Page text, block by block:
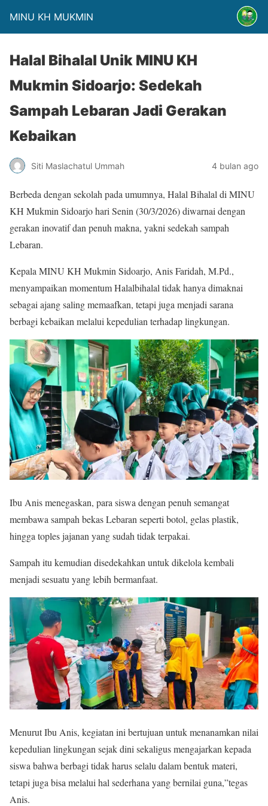
MINU KH MUKMIN
Halal Bihalal Unik MINU KH
Mukmin Sidoarjo: Sedekah
Sampah Lebaran Jadi Gerakan
Kebaikan
Siti Maslachatul Ummah 4 bulan ago
Berbeda dengan sekolah pada umumnya, Halal Bihalal di MINU
KH Mukmin Sidoarjo hari Senin (30/3/2026) diwarnai dengan
gerakan inovatif dan penuh makna, yakni sedekah sampah
Lebaran.
Kepala MINU KH Mukmin Sidoarjo, Anis Faridah, M.Pd.,
menyampaikan momentum Halalbihalal tidak hanya dimaknai
sebagai ajang saling memaafkan, tetapi juga menjadi sarana
berbagi kebaikan melalui kepedulian terhadap lingkungan.
Ibu Anis menegaskan, para siswa dengan penuh semangat
membawa sampah bekas Lebaran seperti botol, gelas plastik,
hingga toples jajanan yang sudah tidak terpakai.
Sampah itu kemudian disedekahkan untuk dikelola kembali
menjadi sesuatu yang lebih bermanfaat.
Menurut Ibu Anis, kegiatan ini bertujuan untuk menanamkan nilai
kepedulian lingkungan sejak dini sekaligus mengajarkan kepada
siswa bahwa berbagi tidak harus selalu dalam bentuk materi,
tetapi juga bisa melalui hal sederhana yang bernilai guna,”tegas
Anis.